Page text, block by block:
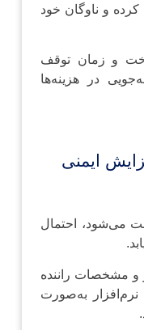
کرده و ناوگان خود
و زمان توقف
در هزینه‌ها
ایمنی
می‌شود، احتمال
و مشخصات راننده
به‌صورت